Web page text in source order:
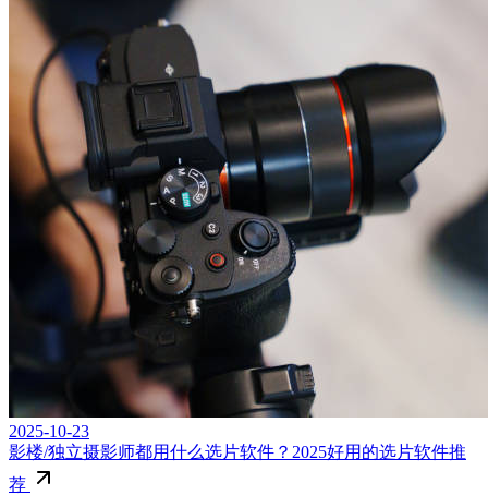
2025-10-23
影楼/独立摄影师都用什么选片软件？2025好用的选片软件推
荐